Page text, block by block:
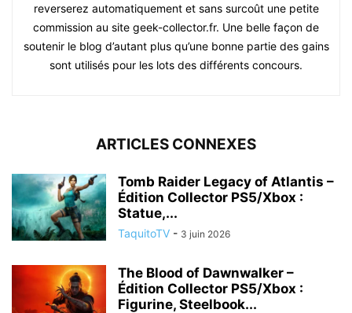
reverserez automatiquement et sans surcoût une petite
commission au site geek-collector.fr. Une belle façon de
soutenir le blog d’autant plus qu’une bonne partie des gains
sont utilisés pour les lots des différents concours.
ARTICLES CONNEXES
Tomb Raider Legacy of Atlantis –
Édition Collector PS5/Xbox :
Statue,...
TaquitoTV - 3 juin 2026
The Blood of Dawnwalker –
Édition Collector PS5/Xbox :
Figurine, Steelbook...